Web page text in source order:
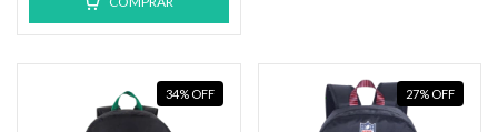
34% OFF 27% OFF